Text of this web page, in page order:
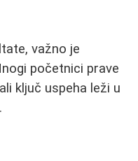
važno je
početnici prave
ključ uspeha leži u